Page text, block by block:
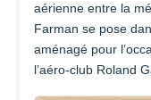
aérienne entre la
Farman se pose
aménagé pour
l’aéro-club Roland